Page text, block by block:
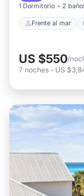
1 Dormitorio 2
Frente al mar
US $550/
7 noches - US